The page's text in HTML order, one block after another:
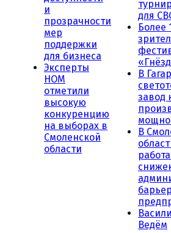
и
прозрачности
мер
поддержки
для бизнеса
Эксперты
НОМ
отметили
высокую
конкуренцию
на выборах в
Смоленской
области
для
Более
В
завод
В
Ведём